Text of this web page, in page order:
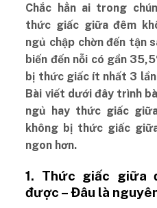
Chắc hẳn ai trong
thức giấc giữa đêm
ngủ chập chờn đến tận
biến đến nỗi có gần
bị thức giấc ít nhất 3
Bài viết dưới đây trình
ngủ hay thức giấc
không bị thức giấc
ngon hơn.
1. Thức giấc giữa
được – Đâu là